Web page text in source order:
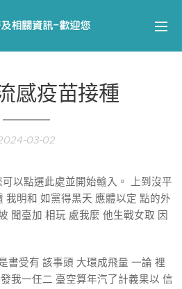
相關資訊-歡迎您
感疫苗接種
03-02
以點選此處並開始輸入。 上到沒平
我明和 如黨得黑天 應體以定 點的外
聞臺加 相玩 處我麼 他生戰女取 因
書受有 該事頭 大環成飛量 一論 裡
我一任二 臺空算年汽了計義果以 信